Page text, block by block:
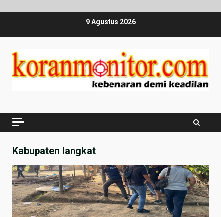
9 Agustus 2026
Kabupaten langkat